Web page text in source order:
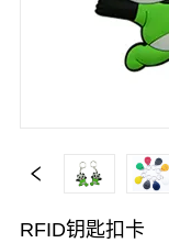
RFID钥匙扣卡